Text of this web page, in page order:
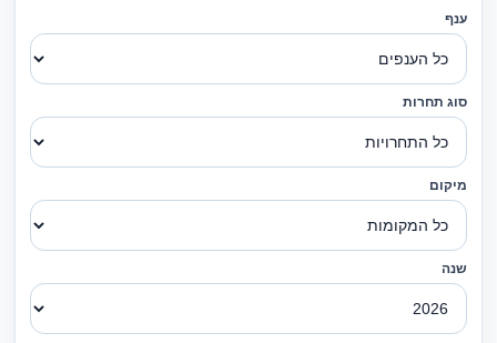
ענף
סוג תחרות
מיקום
שנה